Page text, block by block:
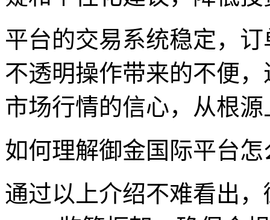
平台的交易系统稳定，
不透明操作带来的不便
市场行情的信心，从根
如何理解御金国际平台
通过以上介绍不难看出